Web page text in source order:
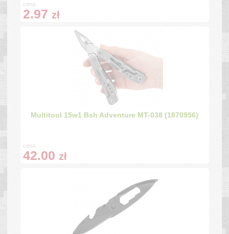
cena:
2.97 zł
Multitool 15w1 Bsh Adventure MT-038 (1870956)
cena:
42.00 zł